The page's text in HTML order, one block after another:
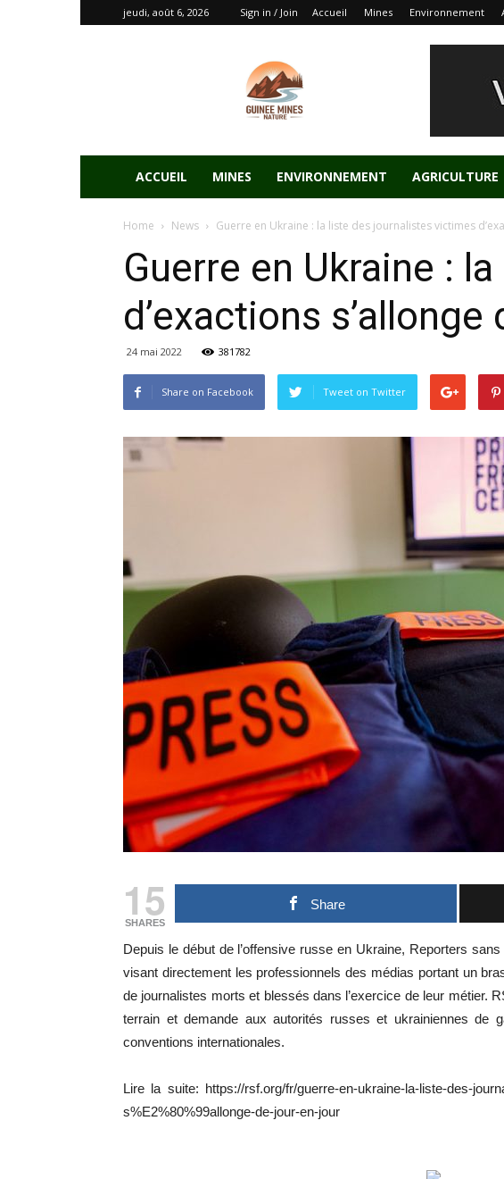
jeudi, août 6, 2026 Sign in / Join Accueil Mines Environnement
ACCUEIL MINES ENVIRONNEMENT AGRICULTURE
Home News Guerre en Ukraine : la liste des journalistes victimes
Guerre en Ukraine :
d’exactions
24 mai 2022 381782
Share on Facebook Tweet on Twitter
15
SHARES
Share
Depuis le début de l’offensive russe en Ukraine, Reporters
visant directement les professionnels des médias portant un
de journalistes morts et blessés dans l’exercice de leur métier.
terrain et demande aux autorités russes et ukrainiennes de
conventions internationales.
Lire la suite: https://rsf.org/fr/guerre-en-ukraine-la-liste-des-
s%E2%80%99allonge-de-jour-en-jour